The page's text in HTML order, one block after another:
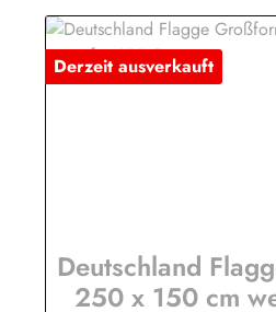
Derzeit ausverkauft
Deutschland
250 x 150 cm